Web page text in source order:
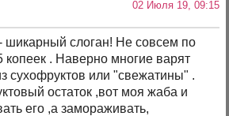
02 Июля 19, 09:15
шикарный слоган! Не совсем по
копеек . Наверно многие варят
сухофруктов или "свежатины" .
остаток ,вот моя жаба и
его ,а замораживать,